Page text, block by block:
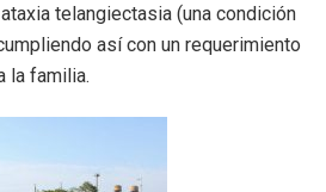
telangiectasia (una condición
así con un requerimiento
la familia.